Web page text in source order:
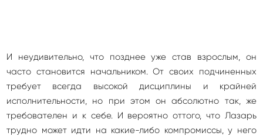
И неудивительно, что позднее уже став взрослым, он
часто становится начальником. От своих подчиненных
требует всегда высокой дисциплины и крайней
исполнительности, но при этом он абсолютно так, же
требователен и к себе. И вероятно оттого, что Лазарь
трудно может идти на какие-либо компромиссы, у него